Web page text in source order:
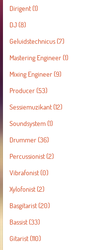
Dirigent(1)
DJ(8)
Geluidstechnicus(7)
Mastering Engineer(1)
Mixing Engineer(9)
Producer(53)
Sessiemuzikant(12)
Soundsystem(1)
Drummer(36)
Percussionist(2)
Vibrafonist(0)
Xylofonist(2)
Basgitarist(20)
Bassist(33)
Gitarist(110)